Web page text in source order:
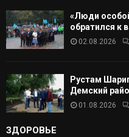
«Люди
обратился к
02.08.2026
Рустам
Демский
01.08.2026
ЗДОРОВЬЕ